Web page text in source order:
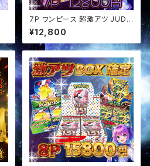
7P ワンピース 超激アツ JUDG
Eプロモ確定 オリパ
¥12,800